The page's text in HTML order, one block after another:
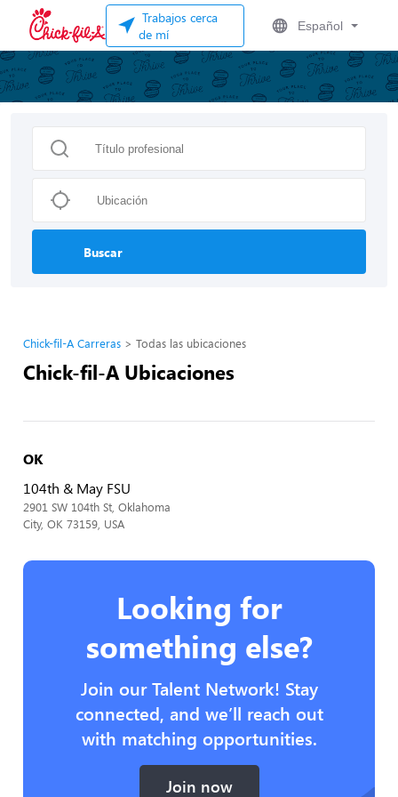
Trabajos cerca
de mí
Español
Buscar
Chick-fil-A Carreras Todas las ubicaciones
Chick-fil-A Ubicaciones
OK
104th & May FSU
2901 SW 104th St, Oklahoma
City, OK 73159, USA
Looking for
something else?
Join our Talent Network! Stay
connected, and we’ll reach out
with matching opportunities.
Join now